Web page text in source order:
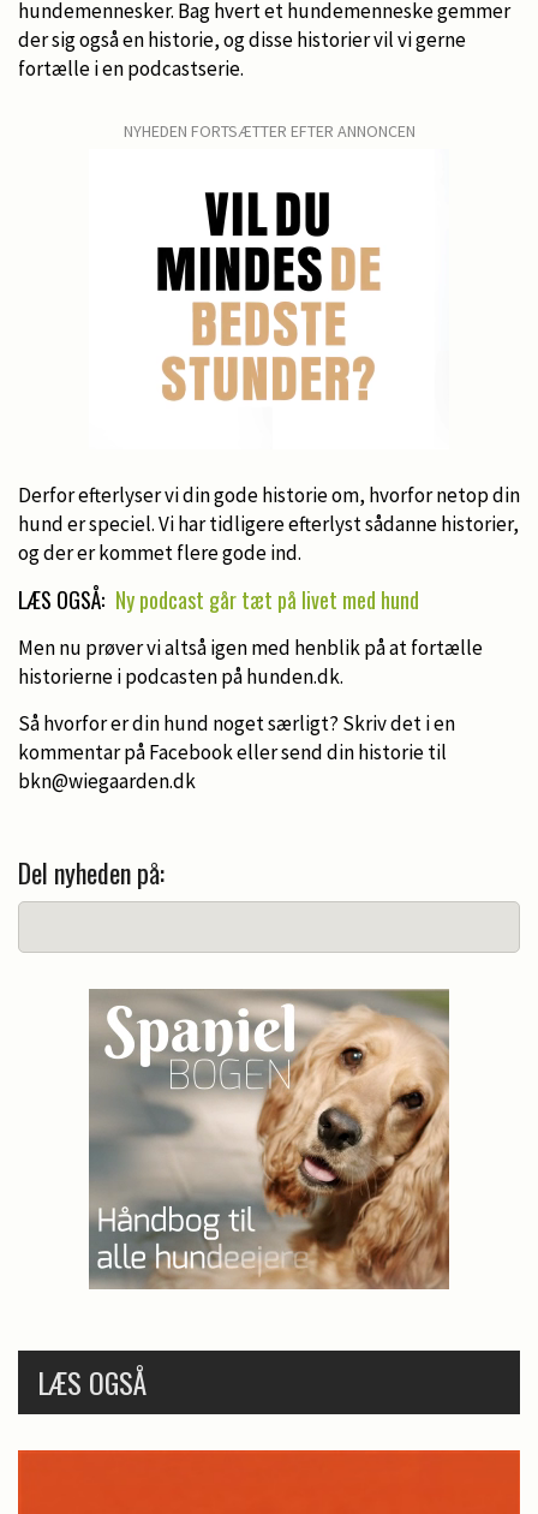
hundemennesker. Bag hvert et hundemenneske gemmer
der sig også en historie, og disse historier vil vi gerne
fortælle i en podcastserie.
NYHEDEN FORTSÆTTER EFTER ANNONCEN
Derfor efterlyser vi din gode historie om, hvorfor netop din
hund er speciel. Vi har tidligere efterlyst sådanne historier,
og der er kommet flere gode ind.
LÆS OGSÅ: Ny podcast går tæt på livet med hund
Men nu prøver vi altså igen med henblik på at fortælle
historierne i podcasten på hunden.dk.
Så hvorfor er din hund noget særligt? Skriv det i en
kommentar på Facebook eller send din historie til
bkn@wiegaarden.dk
Del nyheden på:
LÆS OGSÅ